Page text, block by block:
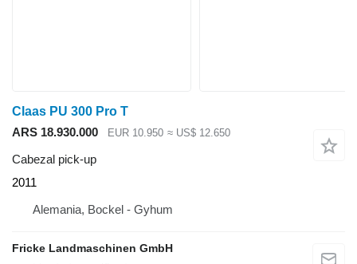
Claas PU 300 Pro T
ARS 18.930.000
EUR 10.950 ≈ US$ 12.650
Cabezal pick-up
2011
Alemania, Bockel - Gyhum
Fricke Landmaschinen GmbH